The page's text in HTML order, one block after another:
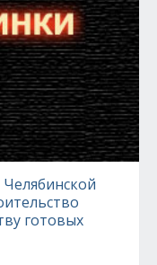
готовых